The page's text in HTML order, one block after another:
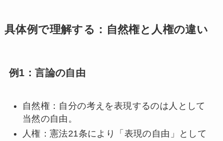
具体例で理解する：自然権と人権の違い
例1：言論の自由
自然権：自分の考えを表現するのは人として
当然の自由。
人権：憲法21条により「表現の自由」として